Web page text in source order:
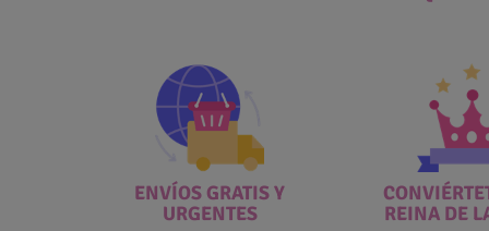
ENVÍOS GRATIS Y
URGENTES
REINA DE